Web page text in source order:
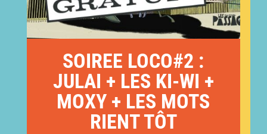
SOIREE LOCO#2 :
JULAI + LES KI-WI +
MOXY + LES MOTS
RIENT TÔT